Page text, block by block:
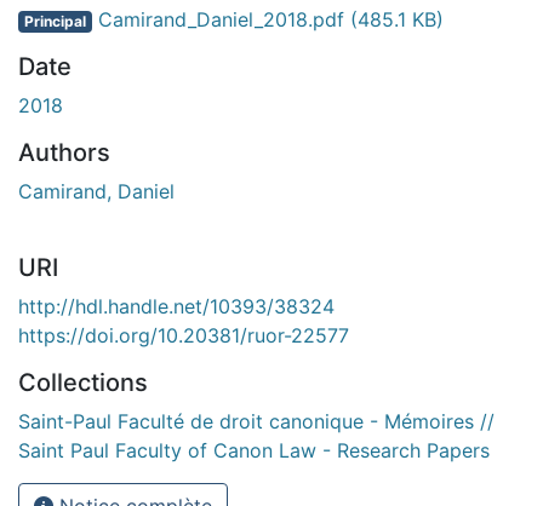
Principal Camirand_Daniel_2018.pdf (485.1 KB)
Date
2018
Authors
Camirand, Daniel
URI
http://hdl.handle.net/10393/38324
https://doi.org/10.20381/ruor-22577
Collections
Saint-Paul Faculté de droit canonique - Mémoires //
Saint Paul Faculty of Canon Law - Research Papers